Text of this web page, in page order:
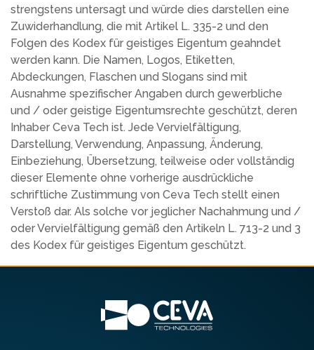
strengstens untersagt und würde dies darstellen eine
Zuwiderhandlung, die mit Artikel L. 335-2 und den
Folgen des Kodex für geistiges Eigentum geahndet
werden kann. Die Namen, Logos, Etiketten,
Abdeckungen, Flaschen und Slogans sind mit
Ausnahme spezifischer Angaben durch gewerbliche
und / oder geistige Eigentumsrechte geschützt, deren
Inhaber Ceva Tech ist. Jede Vervielfältigung,
Darstellung, Verwendung, Anpassung, Änderung,
Einbeziehung, Übersetzung, teilweise oder vollständig
dieser Elemente ohne vorherige ausdrückliche
schriftliche Zustimmung von Ceva Tech stellt einen
Verstoß dar. Als solche vor jeglicher Nachahmung und /
oder Vervielfältigung gemäß den Artikeln L. 713-2 und 3
des Kodex für geistiges Eigentum geschützt.